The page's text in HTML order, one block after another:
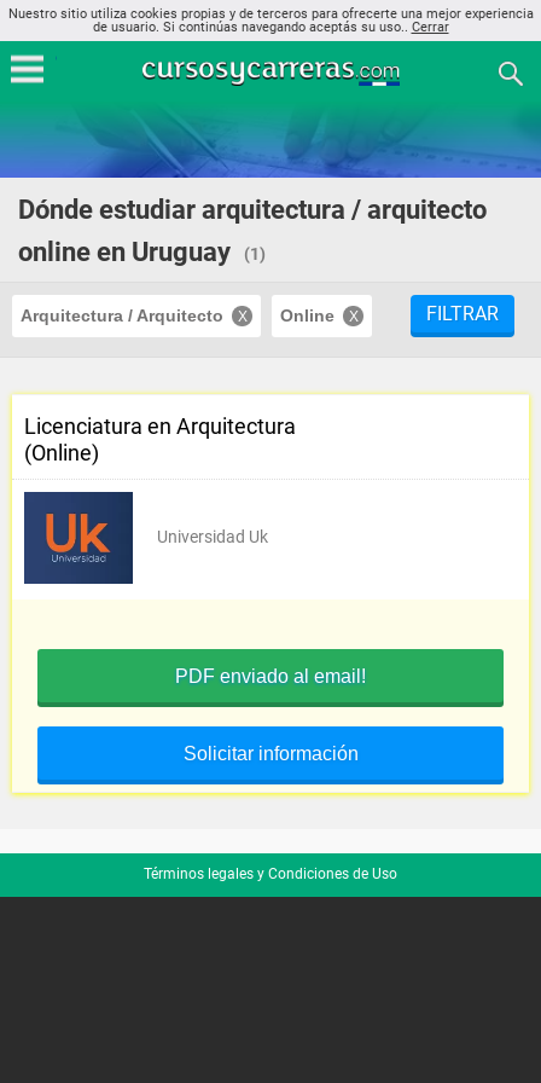
Nuestro sitio utiliza cookies propias y de terceros para ofrecerte una mejor experiencia
de usuario. Si continúas navegando aceptás su uso.. Cerrar
Dónde estudiar arquitectura / arquitecto
online en Uruguay
(1)
Arquitectura / Arquitecto Online FILTRAR
Licenciatura en Arquitectura
(Online)
Universidad Uk
PDF enviado al email!
Solicitar información
Términos legales y Condiciones de Uso